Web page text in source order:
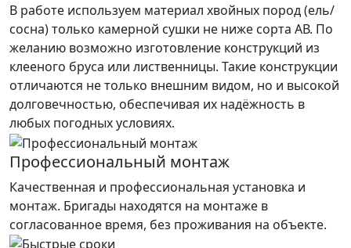
В работе используем материал хвойных пород (ель/
сосна) только камерной сушки не ниже сорта АВ. По
желанию возможно изготовление конструкций из
клееного бруса или лиственницы. Такие конструкции
отличаются не только внешним видом, но и высокой
долговечностью, обеспечивая их надёжность в
любых погодных условиях.
Профессиональный монтаж
Качественная и профессиональная установка и
монтаж. Бригады находятся на монтаже в
согласованное время, без проживания на объекте.